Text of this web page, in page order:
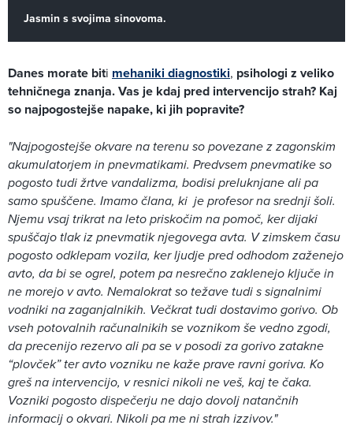
Jasmin s svojima sinovoma.
Danes morate biti mehaniki diagnostiki, psihologi z veliko
tehničnega znanja. Vas je kdaj pred intervencijo strah? Kaj
so najpogostejše napake, ki jih popravite?
"Najpogostejše okvare na terenu so povezane z zagonskim
akumulatorjem in pnevmatikami. Predvsem pnevmatike so
pogosto tudi žrtve vandalizma, bodisi preluknjane ali pa
samo spuščene. Imamo člana, ki je profesor na srednji šoli.
Njemu vsaj trikrat na leto priskočim na pomoč, ker dijaki
spuščajo tlak iz pnevmatik njegovega avta. V zimskem času
pogosto odklepam vozila, ker ljudje pred odhodom zaženejo
avto, da bi se ogrel, potem pa nesrečno zaklenejo ključe in
ne morejo v avto. Nemalokrat so težave tudi s signalnimi
vodniki na zaganjalnikih. Večkrat tudi dostavimo gorivo. Ob
vseh potovalnih računalnikih se voznikom še vedno zgodi,
da precenijo rezervo ali pa se v posodi za gorivo zatakne
“plovček” ter avto vozniku ne kaže prave ravni goriva. Ko
greš na intervencijo, v resnici nikoli ne veš, kaj te čaka.
Vozniki pogosto dispečerju ne dajo dovolj natančnih
informacij o okvari. Nikoli pa me ni strah izzivov."